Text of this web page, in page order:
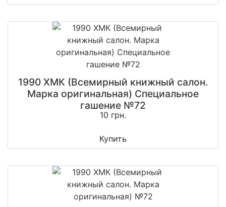
1990 ХМК (Всемирный книжный салон.
Марка оригинальная) Специальное
гашение №72
10 грн.
Купить